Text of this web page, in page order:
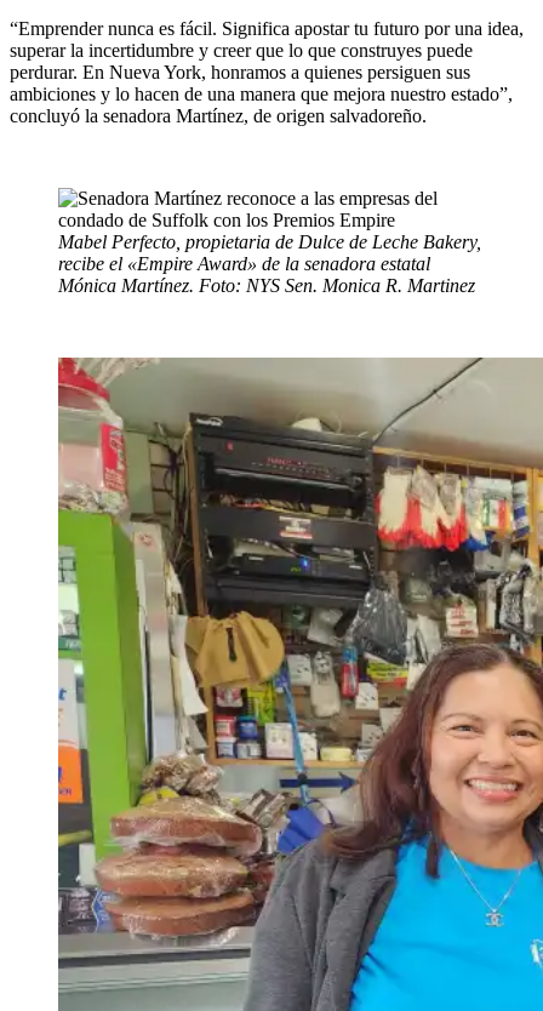
“Emprender nunca es fácil. Significa apostar tu futuro por una idea,
superar la incertidumbre y creer que lo que construyes puede
perdurar. En Nueva York, honramos a quienes persiguen sus
ambiciones y lo hacen de una manera que mejora nuestro estado”,
concluyó la senadora Martínez, de origen salvadoreño.
Mabel Perfecto, propietaria de Dulce de Leche Bakery,
recibe el «Empire Award» de la senadora estatal
Mónica Martínez. Foto: NYS Sen. Monica R. Martinez